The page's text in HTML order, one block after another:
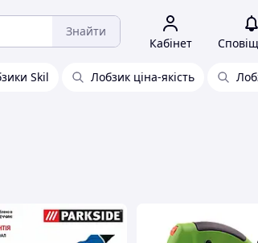
Знайти
Кабінет
Skil Лобзик ціна-якість